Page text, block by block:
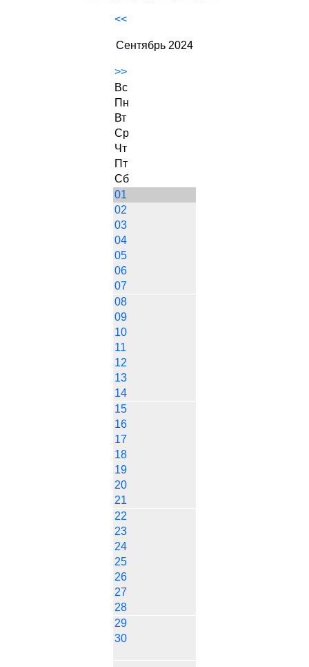
<<
Сентябрь 2024
>>
Вс
Пн
Вт
Ср
Чт
Пт
Сб
01
02
03
04
05
06
07
08
09
10
11
12
13
14
15
16
17
18
19
20
21
22
23
24
25
26
27
28
29
30